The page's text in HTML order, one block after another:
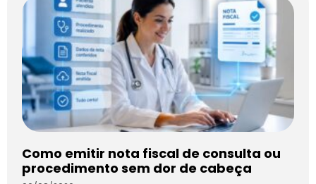
Como emitir nota fiscal de consulta ou
procedimento sem dor de cabeça